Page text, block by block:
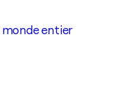
monde entier